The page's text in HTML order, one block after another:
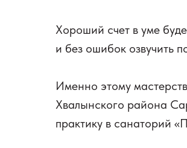
Хороший счет в уме
и без ошибок озвучить
Именно этому
Хвалынского района
практику в санаторий